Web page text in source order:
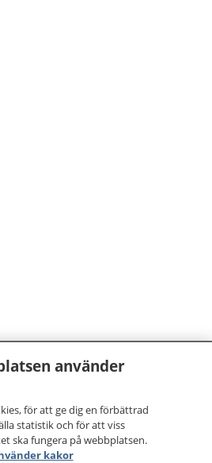
använder
för att ge dig en förbättrad
statistik och för att viss
ska fungera på webbplatsen.
kakor